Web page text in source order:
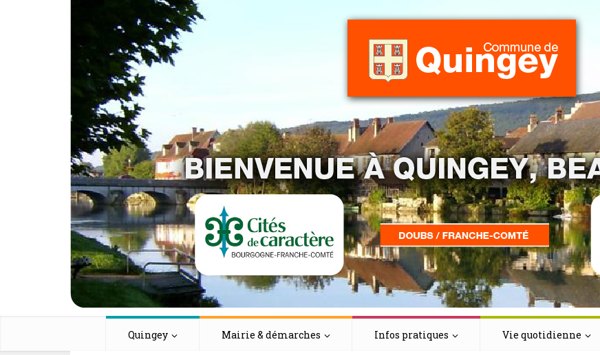
Quingey Mairie & démarches Infos pratiques Vie quotidienne